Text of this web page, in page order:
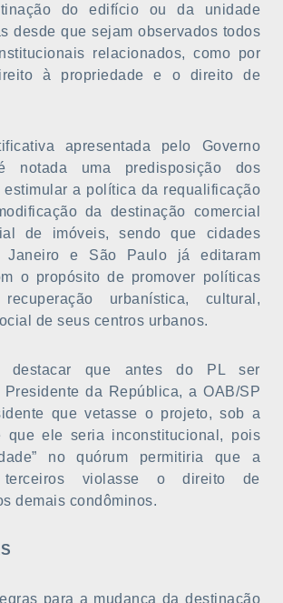
do edifício ou da unidade
desde que sejam observados todos
relacionados, como por
à propriedade e o direito de
apresentada pelo Governo
notada uma predisposição dos
estimular a política da requalificação
da destinação comercial
de imóveis, sendo que cidades
Janeiro e São Paulo já editaram
o propósito de promover políticas
urbanística, cultural,
de seus centros urbanos.
destacar que antes do PL ser
da República, a OAB/SP
que vetasse o projeto, sob a
que ele seria inconstitucional, pois
no quórum permitiria que a
violasse o direito de
demais condôminos.
para a mudança da destinação